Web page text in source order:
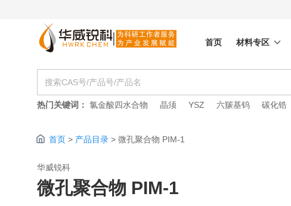
首页 材料专区
热门关键词： 氯金酸四水合物 晶须 YSZ 六羰基钨 碳化锆
首页 > 产品目录 > 微孔聚合物 PIM-1
微孔聚合物 PIM-1
华威锐科